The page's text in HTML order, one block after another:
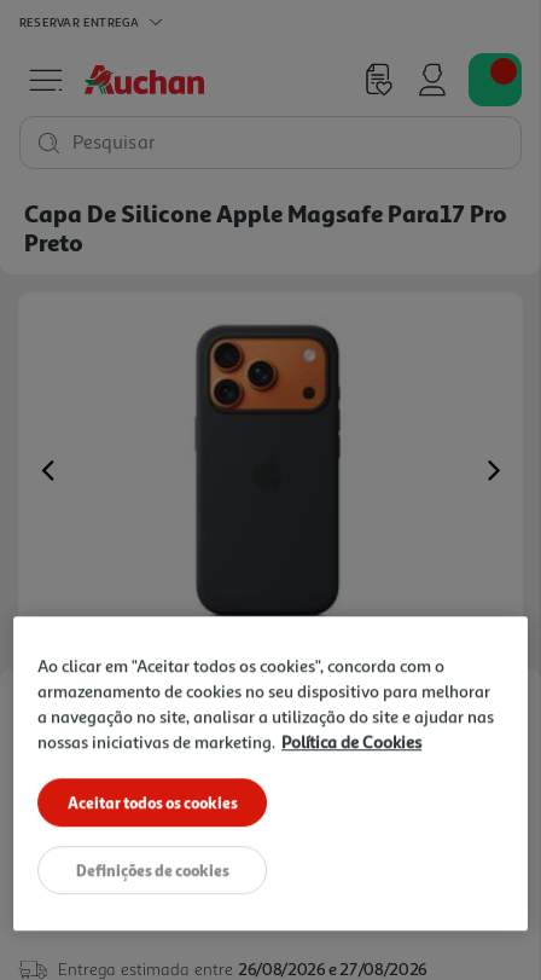
RESERVAR ENTREGA
Pesquisar
Capa De Silicone Apple Magsafe Para17 Pro
Preto
Previous
Faça a sua avaliação
Ref. / EAN: 195950664010
59,99 €
Entrega estimada entre 26/08/2026 e 27/08/2026
Ao clicar em "Aceitar todos os cookies", concorda com o
armazenamento de cookies no seu dispositivo para melhorar
a navegação no site, analisar a utilização do site e ajudar nas
nossas iniciativas de marketing. Política de Cookies
Aceitar todos os cookies
Definições de cookies